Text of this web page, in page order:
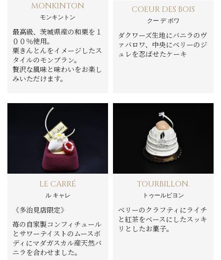
MONKINTON
モンキントン
最高級、茨城県産の和栗を１
００％使用。
栗きんとんをイメージしたス
タイルのモンブラン。
贅沢な風味と味わいをお楽し
みいただけます。
COEUR DES BOIS
クー デ ボワ
ダクワーズ生地にバニラのヴ
ァバロワ、中央にベリーのジ
ュレを忍ばせたケーキ
LE CARRÉ
ル キャレ
《多治見店限定》
苺の自家製コンフィチュール
とサワーテイストのムースボ
ディにマダガスカル産天然バ
ニラを合わせました。
TOURBILLON.
トゥールビヨン
ベリーのクラフティにライチ
と紅茶をベースにしたスッキ
リとしたお菓子。